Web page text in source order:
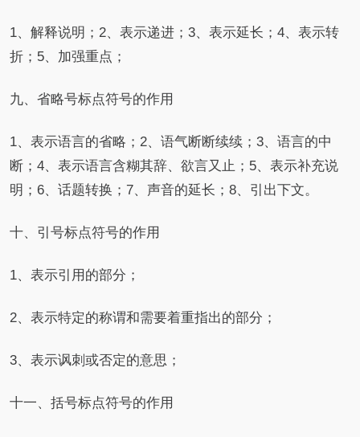
1、解释说明；2、表示递进；3、表示延长；4、表示转
折；5、加强重点；
九、省略号标点符号的作用
1、表示语言的省略；2、语气断断续续；3、语言的中
断；4、表示语言含糊其辞、欲言又止；5、表示补充说
明；6、话题转换；7、声音的延长；8、引出下文。
十、引号标点符号的作用
1、表示引用的部分；
2、表示特定的称谓和需要着重指出的部分；
3、表示讽刺或否定的意思；
十一、括号标点符号的作用